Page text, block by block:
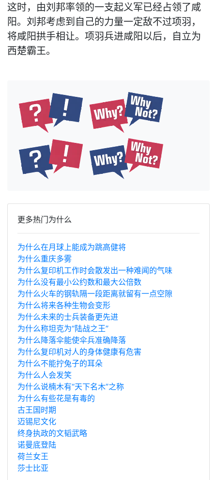
这时，由刘邦率领的一支起义军已经占领了咸
阳。刘邦考虑到自己的力量一定敌不过项羽，
将咸阳拱手相让。项羽兵进咸阳以后，自立为
西楚霸王。
更多热门为什么
为什么在月球上能成为跳高健将
为什么重庆多雾
为什么复印机工作时会散发出一种难闻的气味
为什么没有最小公约数和最大公倍数
为什么火车的钢轨隔一段距离就留有一点空隙
为什么将来各种生物会变形
为什么未来的士兵装备更先进
为什么称坦克为“陆战之王”
为什么降落伞能使伞兵准确降落
为什么复印机对人的身体健康有危害
为什么不能拧兔子的耳朵
为什么人会发笑
为什么说楠木有“天下名木”之称
为什么有些花是有毒的
古王国时期
迈锡尼文化
终身执政的文韬武略
诺曼底登陆
荷兰女王
莎士比亚